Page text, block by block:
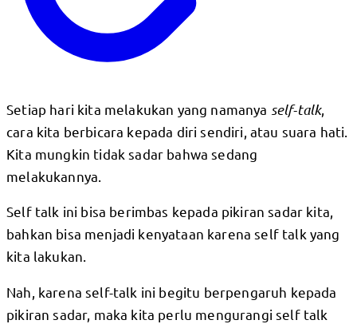
Setiap hari kita melakukan yang namanya self-talk,
cara kita berbicara kepada diri sendiri, atau suara hati.
Kita mungkin tidak sadar bahwa sedang
melakukannya.
Self talk ini bisa berimbas kepada pikiran sadar kita,
bahkan bisa menjadi kenyataan karena self talk yang
kita lakukan.
Nah, karena self-talk ini begitu berpengaruh kepada
pikiran sadar, maka kita perlu mengurangi self talk